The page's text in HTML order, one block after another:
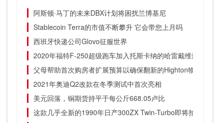
阿斯顿·马丁的未来DBX计划将困扰兰博基尼
Stablecoin Terra的市值不断攀升 它会带您上月吗
西班牙快递公司Glovo征服世界
2020年福特F-250超级跑车加入托斯卡纳的哈雷戴维森主题
父母帮助首次购房者扩展预算以确保翻新的Highton物业
2021年奥迪Q2改款在冬季测试中首次亮相
美元回落，铜期货持平于每公斤668.05卢比
这款几乎全新的1990年日产300ZX Twin-Turbo即将拍卖